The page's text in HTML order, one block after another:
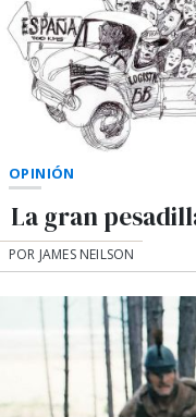
OPINIÓN
La gran
POR JAMES NEILSON